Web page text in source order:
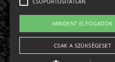
Ebike Osztrák
MINDENT ELFOGADOK
CSAK A SZÜKSÉGESET